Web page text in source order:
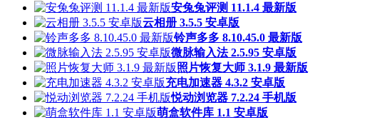
安兔兔评测 11.1.4 最新版
云相册 3.5.5 安卓版
铃声多多 8.10.45.0 最新版
微脉输入法 2.5.95 安卓版
照片恢复大师 3.1.9 最新版
充电加速器 4.3.2 安卓版
悦动浏览器 7.2.24 手机版
萌盒软件库 1.1 安卓版